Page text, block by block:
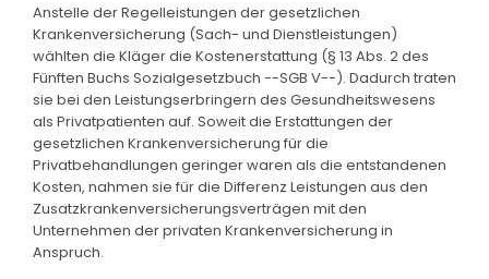
Anstelle der Regelleistungen der gesetzlichen
Krankenversicherung (Sach- und Dienstleistungen)
wählten die Kläger die Kostenerstattung (§ 13 Abs. 2 des
Fünften Buchs Sozialgesetzbuch --SGB V--). Dadurch traten
sie bei den Leistungserbringern des Gesundheitswesens
als Privatpatienten auf. Soweit die Erstattungen der
gesetzlichen Krankenversicherung für die
Privatbehandlungen geringer waren als die entstandenen
Kosten, nahmen sie für die Differenz Leistungen aus den
Zusatzkrankenversicherungsverträgen mit den
Unternehmen der privaten Krankenversicherung in
Anspruch.